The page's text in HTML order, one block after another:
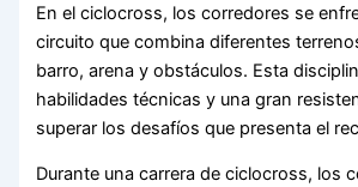
En el ciclocross, los corredores se
circuito que combina diferentes
barro, arena y obstáculos. Esta
habilidades técnicas y una gran
superar los desafíos que presenta el
Durante una carrera de ciclocross, los